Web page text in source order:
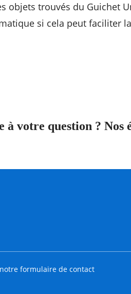
objets trouvés du Guichet
si cela peut faciliter
à votre question ? Nos
formulaire de contact